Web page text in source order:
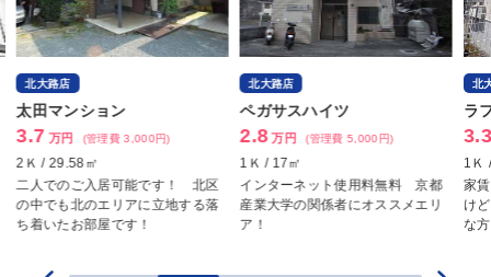
北大路店
太田マンション
3.7 万円 (管理費 3,000円)
2Ｋ / 29.58㎡
二人でのご入居可能です！ 北区
の中でも北のエリアに立地する落
ち着いたお部屋です！
北大路店
ペガサスハイツ
2.8 万円 (管理費 5,000円)
1Ｋ / 17㎡
インターネット使用料無料 京都
産業大学の関係者にオススメエリ
ア！
北
ラ
3.3
1Ｋ
家
け
な